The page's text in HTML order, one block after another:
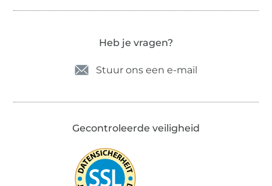
Heb je vragen?
Stuur ons een e-mail
Gecontroleerde veiligheid